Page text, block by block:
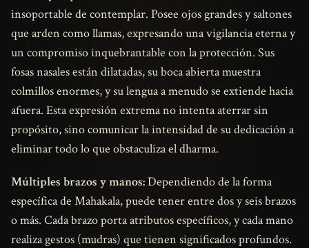
insoportable de contemplar. Posee ojos grandes y saltones
que arden como llamas, expresando una vigilancia eterna y
un compromiso inquebrantable con la protección. Sus
fosas nasales están dilatadas, su boca abierta muestra
colmillos enormes, y su lengua a menudo se extiende hacia
afuera. Esta expresión extrema no intenta aterrar sin
propósito, sino comunicar la intensidad de su dedicación a
eliminar todo lo que obstaculiza el dharma.
Múltiples brazos y manos:Dependiendo de la forma
específica de Mahakala, puede tener entre dos y seis brazos
o más. Cada brazo porta atributos específicos, y cada mano
realiza gestos (mudras) que tienen significados profundos.